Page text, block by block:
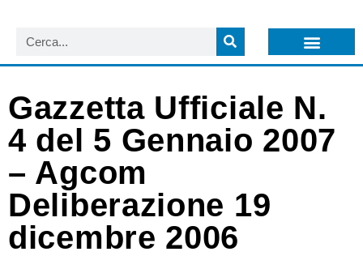
Gazzetta Ufficiale N.
4 del 5 Gennaio 2007
– Agcom
Deliberazione 19
dicembre 2006